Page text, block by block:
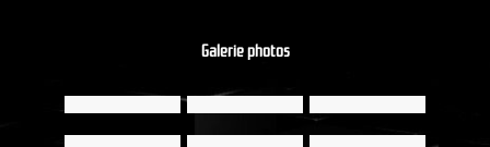
Galerie photos